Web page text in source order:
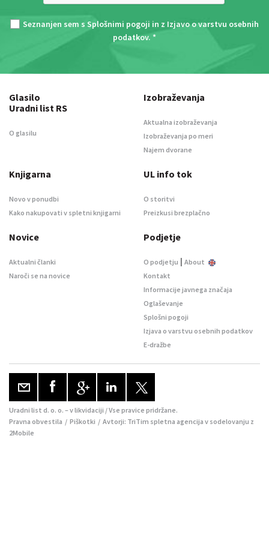
Seznanjen sem s Splošnimi pogoji in z Izjavo o varstvu osebnih
podatkov. *
Glasilo
Uradni list RS
O glasilu
Izobraževanja
Aktualna izobraževanja
Izobraževanja po meri
Najem dvorane
Knjigarna
Novo v ponudbi
Kako nakupovati v spletni knjigarni
UL info tok
O storitvi
Preizkusi brezplačno
Novice
Aktualni članki
Naroči se na novice
Podjetje
O podjetju | About
Kontakt
Informacije javnega značaja
Oglaševanje
Splošni pogoji
Izjava o varstvu osebnih podatkov
E-dražbe
Uradni list d. o. o. – v likvidaciji / Vse pravice pridržane.
Pravna obvestila / Piškotki / Avtorji: TriTim spletna agencija v sodelovanju z
2Mobile